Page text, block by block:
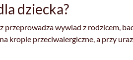
dziecka?
wywiad z rodzicem,
krople przeciwalergiczne, a przy